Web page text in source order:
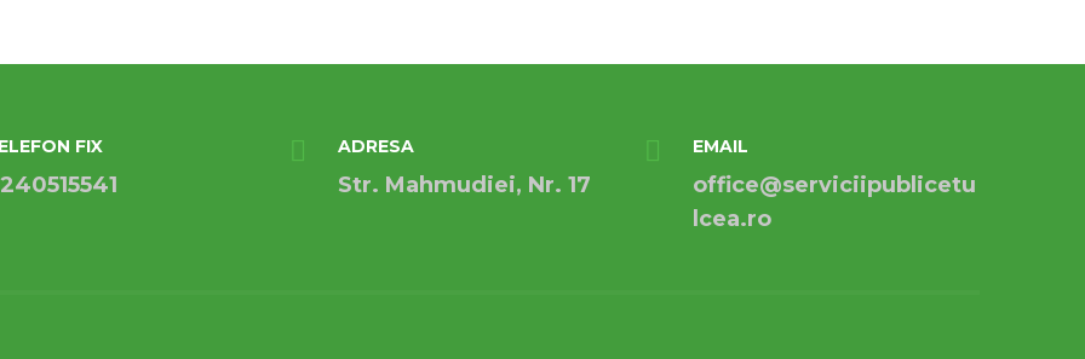
FIX ADRESA
Str. Mahmudiei, Nr. 17
EMAIL
office@serviciipublicetu
lcea.ro